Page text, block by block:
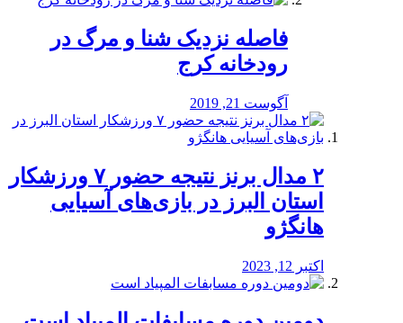
️فاصله نزدیک شنا و مرگ در
رودخانه کرج
آگوست 21, 2019
۲ مدال برنز نتیجه حضور ۷ ورزشکار
استان البرز در بازی‌های آسیایی
هانگژو
اکتبر 12, 2023